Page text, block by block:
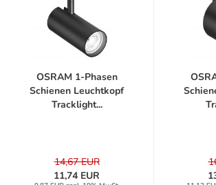
OSRAM 1-Phasen
Schienen Leuchtkopf
Tracklight...
14,67 EUR
11,74 EUR